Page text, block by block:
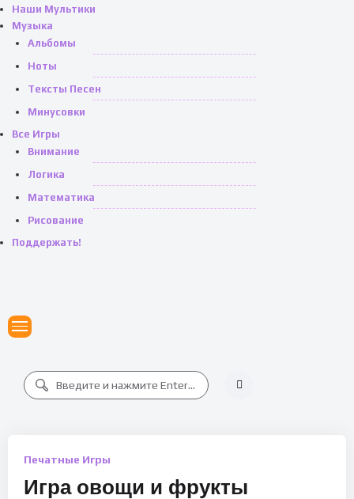
Наши Мультики
Музыка
Альбомы
Ноты
Тексты Песен
Минусовки
Все Игры
Внимание
Логика
Математика
Рисование
Поддержать!
Печатные Игры
Игра овощи и фрукты